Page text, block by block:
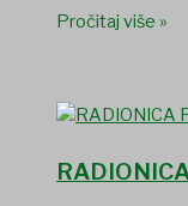
Pročitaj više »